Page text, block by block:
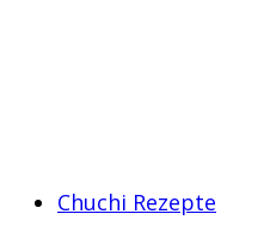
Chuchi Rezepte